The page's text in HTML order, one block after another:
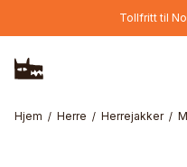
Hopp til hovedinnholdTollfritt til
Hjem Herre Herrejakker